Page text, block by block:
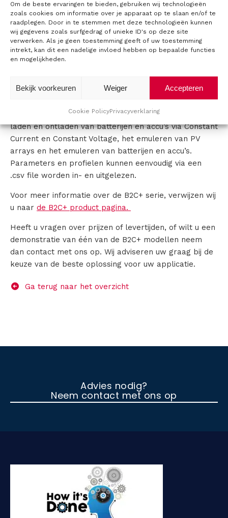
Om de beste ervaringen te bieden, gebruiken wij technologieën
zoals cookies om informatie over je apparaat op te slaan en/of te
raadplegen. Door in te stemmen met deze technologieën kunnen
wij gegevens zoals surfgedrag of unieke ID's op deze site
verwerken. Als je geen toestemming geeft of uw toestemming
intrekt, kan dit een nadelige invloed hebben op bepaalde functies
en mogelijkheden.
Accepteren
Weiger
Bekijk voorkeuren
Cookie PolicyPrivacyverklaring
C
o
c
De B2C+ serie is verkrijgbaar vanaf 7,5 kVA tot
1200 kVA. De spanning loopt tot 750VDC of optioneel
tot 800VDC. De gegenereerde uitgangsstroom aan de
netzijde is sinusvormig (THDi <3%) en de Power factor
is beter als 0,99.
De Bidirectional Battery Charger is uitermate geschikt
voor tweekwadrant en vierkwadrant toepassingen: het
laden en ontladen van batterijen en accu’s via Constant
Current en Constant Voltage, het emuleren van PV
arrays en het emuleren van batterijen en accu’s.
Parameters en profielen kunnen eenvoudig via een
.csv file worden in- en uitgelezen.
Voor meer informatie over de B2C+ serie, verwijzen wij
u naar de B2C+ product pagina.
Heeft u vragen over prijzen of levertijden, of wilt u een
demonstratie van één van de B2C+ modellen neem
dan contact met ons op. Wij adviseren uw graag bij de
keuze van de beste oplossing voor uw applicatie.
Ga terug naar het overzicht
Advies nodig?
Neem contact met ons op